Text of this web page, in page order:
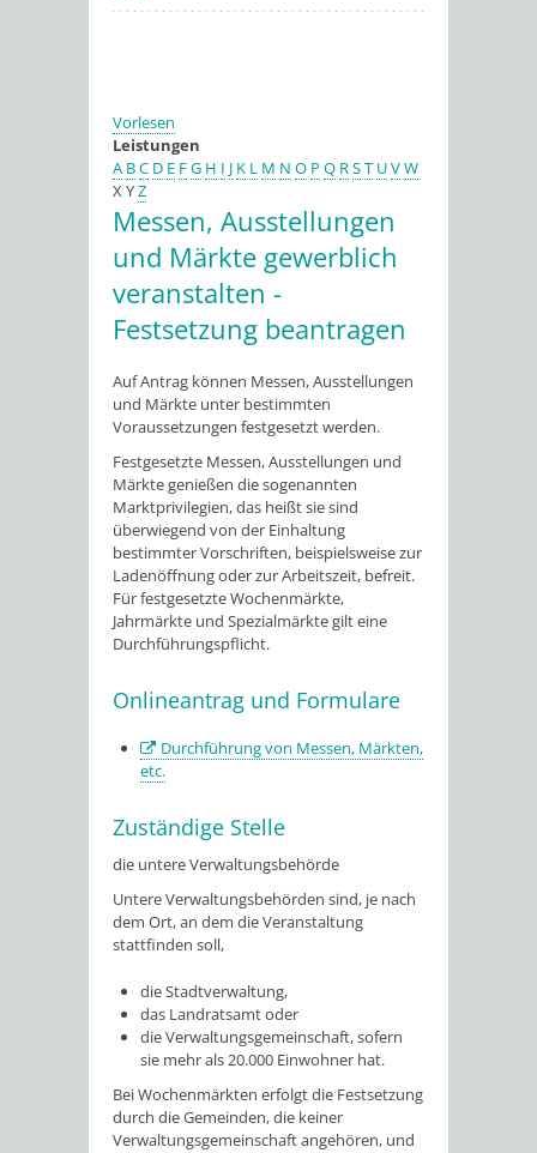
Vorlesen
Leistungen
A BC D E FG H I J K L M N O P Q RST UVW
XYZ
Messen, Ausstellungen
und Märkte gewerblich
veranstalten -
Festsetzung beantragen
Auf Antrag können Messen, Ausstellungen
und Märkte unter bestimmten
Voraussetzungen festgesetzt werden.
Festgesetzte Messen, Ausstellungen und
Märkte genießen die sogenannten
Marktprivilegien, das heißt sie sind
überwiegend von der Einhaltung
bestimmter Vorschriften, beispielsweise zur
Ladenöffnung oder zur Arbeitszeit, befreit.
Für festgesetzte Wochenmärkte,
Jahrmärkte und Spezialmärkte gilt eine
Durchführungspflicht.
Onlineantrag und Formulare
Durchführung von Messen, Märkten,
etc.
Zuständige Stelle
die untere Verwaltungsbehörde
Untere Verwaltungsbehörden sind, je nach
dem Ort, an dem die Veranstaltung
stattfinden soll,
die Stadtverwaltung,
das Landratsamt oder
die Verwaltungsgemeinschaft, sofern
sie mehr als 20.000 Einwohner hat.
Bei Wochenmärkten erfolgt die Festsetzung
durch die Gemeinden, die keiner
Verwaltungsgemeinschaft angehören, und